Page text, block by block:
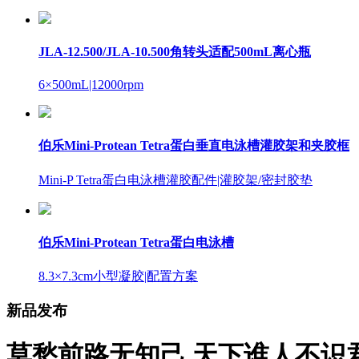
JLA-12.500/JLA-10.500角转头适配500mL离心瓶
6×500mL|12000rpm
伯乐Mini-Protean Tetra蛋白垂直电泳槽灌胶架和夹胶框
Mini-P Tetra蛋白电泳槽灌胶配件|灌胶架/密封胶垫
伯乐Mini-Protean Tetra蛋白电泳槽
8.3×7.3cm小型凝胶|配置方案
新品发布